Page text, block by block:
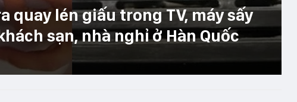
quay lén giấu trong TV, máy sấy
sạn, nhà nghỉ ở Hàn Quốc